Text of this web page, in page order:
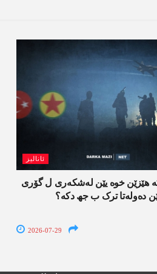
ئانالیز
ھێزێن خوە یێن لەشکەری ل گۆری
دەولەتا ترک ب جھ دکە؟
2026-07-29